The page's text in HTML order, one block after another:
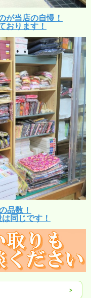
が当店の自慢！
おります！
品数！
同じです！